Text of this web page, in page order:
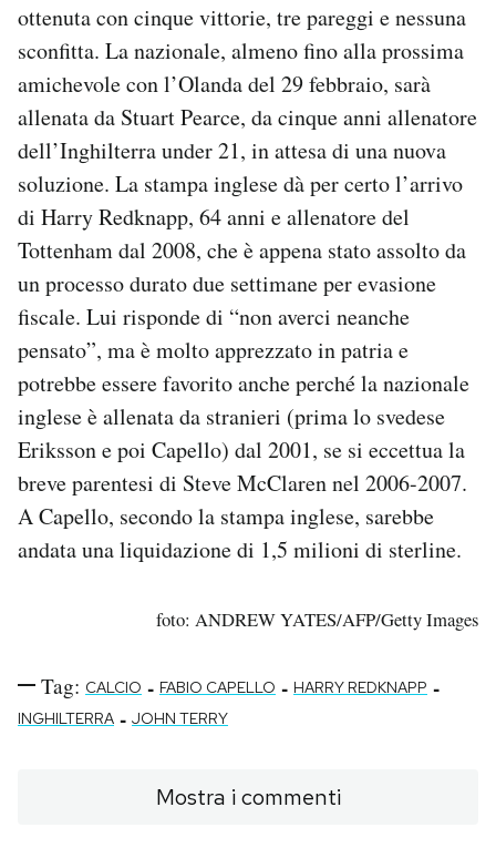
ottenuta con cinque vittorie, tre pareggi e nessuna
sconfitta. La nazionale, almeno fino alla prossima
amichevole con l’Olanda del 29 febbraio, sarà
allenata da Stuart Pearce, da cinque anni allenatore
dell’Inghilterra under 21, in attesa di una nuova
soluzione. La stampa inglese dà per certo l’arrivo
di Harry Redknapp, 64 anni e allenatore del
Tottenham dal 2008, che è appena stato assolto da
un processo durato due settimane per evasione
fiscale. Lui risponde di “non averci neanche
pensato”, ma è molto apprezzato in patria e
potrebbe essere favorito anche perché la nazionale
inglese è allenata da stranieri (prima lo svedese
Eriksson e poi Capello) dal 2001, se si eccettua la
breve parentesi di Steve McClaren nel 2006-2007.
A Capello, secondo la stampa inglese, sarebbe
andata una liquidazione di 1,5 milioni di sterline.
foto: ANDREW YATES/AFP/Getty Images
Tag: CALCIO - FABIO CAPELLO - HARRY REDKNAPP -
INGHILTERRA - JOHN TERRY
Mostra i commenti